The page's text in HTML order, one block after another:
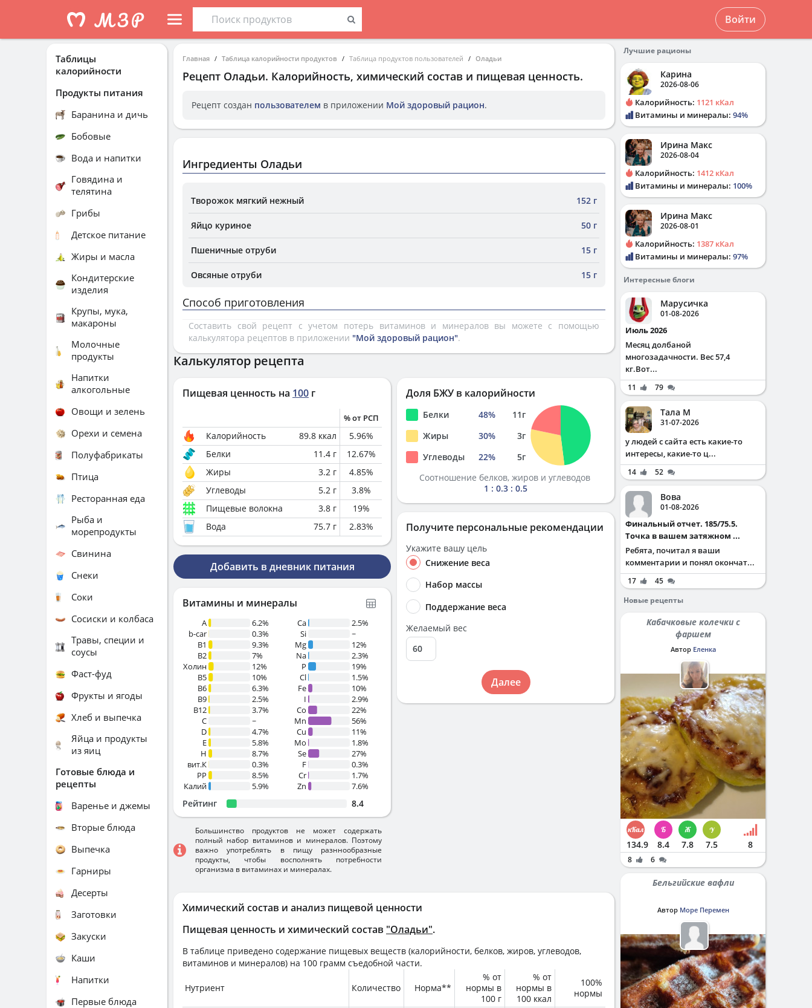
Войти
Главная Таблица калорийности продуктов Таблица продуктов пользователей Оладьи
Рецепт Оладьи. Калорийность, химический состав и пищевая ценность.
Рецепт создан пользователем в приложении Мой здоровый рацион.
Ингредиенты Оладьи
Творожок мягкий нежный 152 г
Яйцо куриное 50 г
Пшеничные отруби 15 г
Овсяные отруби 15 г
Способ приготовления
Составить свой рецепт с учетом потерь витаминов и минералов вы можете с помощью
калькулятора рецептов в приложении "Мой здоровый рацион".
Химический состав и анализ пищевой ценности
Пищевая ценность и химический состав "Оладьи".
В таблице приведено содержание пищевых веществ (калорийности, белков, жиров, углеводов,
витаминов и минералов) на 100 грамм съедобной части.
Нутриент Количество Норма**
% от
нормы в
100 г
% от
нормы в
100 ккал
100%
нормы
Калькулятор рецепта
Пищевая ценность на 100 г
% от РСП
Калорийность 89.8 ккал 5.96%
Белки
11.4 г 12.67%
Жиры
3.2 г 4.85%
Углеводы
5.2 г 3.8%
Пищевые волокна
3.8 г 19%
Вода
75.7 г 2.83%
Добавить в дневник питания
Витамины и минералы
A
6.2%
b-car
0.3%
В1
9.3%
B2
7%
Холин
12%
B5
10%
B6
6.3%
B9
2.5%
B12
3.7%
C
~
D
4.7%
E
5.8%
H
8.7%
вит.К
0.3%
PP
8.5%
Калий
5.9%
Ca
2.5%
Si
~
Mg
12%
Na
2.3%
P
19%
Cl
1.5%
Fe
10%
I
2.9%
Co
22%
Mn
56%
Cu
11%
Mo
1.8%
Se
27%
F
0.3%
Cr
1.7%
Zn
7.6%
Рейтинг 8.4
Большинство продуктов не может содержать
полный набор витаминов и минералов. Поэтому
важно употреблять в пищу разннообразные
продукты, чтобы восполнять потребности
организма в витаминах и минералах.
Доля БЖУ в калорийности
Белки 48% 11г
Жиры
30% 3г
Углеводы
22% 5г
Соотношение белков, жиров и углеводов
1 : 0.3 : 0.5
Получите персональные рекомендации
Укажите вашу цель
Снижение веса
Набор массы
Поддержание веса
Желаемый вес
Далее
Таблицы
калорийности
Продукты питания
Баранина и дичь
Бобовые
Вода и напитки
Говядина и
телятина
Грибы
Детское питание
Жиры и масла
Кондитерские
изделия
Крупы, мука,
макароны
Молочные
продукты
Напитки
алкогольные
Овощи и зелень
Орехи и семена
Полуфабрикаты
Птица
Ресторанная еда
Рыба и
морепродукты
Свинина
Снеки
Соки
Сосиски и колбаса
Травы, специи и
соусы
Фаст-фуд
Фрукты и ягоды
Хлеб и выпечка
Яйца и продукты
из яиц
Готовые блюда и
рецепты
Варенье и джемы
Вторые блюда
Выпечка
Гарниры
Десерты
Заготовки
Закуски
Каши
Напитки
Первые блюда
Лучшие рационы
Карина
2026-08-06
Калорийность: 1121 кКал
Витамины и минералы: 94%
Ирина Макс
2026-08-04
Калорийность: 1412 кКал
Витамины и минералы: 100%
Ирина Макс
2026-08-01
Калорийность: 1387 кКал
Витамины и минералы: 97%
Интересные блоги
Марусичка
01-08-2026
Июль 2026
Месяц долбаной
многозадачности. Вес 57,4
кг.Вот...
11 79
Тала М
31-07-2026
у людей с сайта есть какие-то
интересы, какие-то ц...
14 52
Вова
01-08-2026
Финальный отчет. 185/75.5.
Точка в вашем затяжном ...
Ребята, почитал я ваши
комментарии и понял окончат...
17
45
Новые рецепты
Кабачковые колечки с
фаршем
Автор Еленка
134.9 8.4 7.8 7.5 8
8 6
Бельгийские вафли
Автор Море Перемен